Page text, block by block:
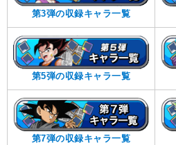
第3弾の収録キャラ一覧
第5弾の収録キャラ一覧
第7弾の収録キャラ一覧